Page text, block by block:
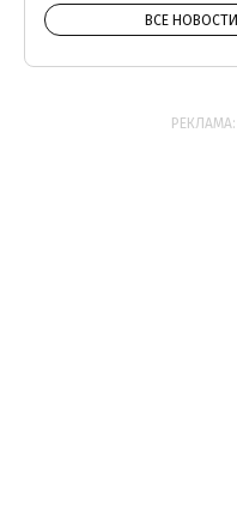
ВСЕ НОВОСТИ
РЕКЛАМА: